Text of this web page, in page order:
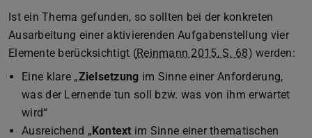
Ist ein Thema gefunden, so sollten bei der konkreten
Ausarbeitung einer aktivierenden Aufgabenstellung vier
Elemente berücksichtigt (Reinmann 2015, S. 68) werden:
Eine klare „Zielsetzung im Sinne einer Anforderung,
was der Lernende tun soll bzw. was von ihm erwartet
wird“
Ausreichend „Kontext im Sinne einer thematischen